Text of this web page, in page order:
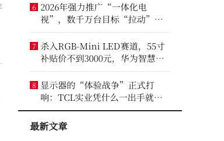
6 2026年强力推广“一体化电
视”，数千万台目标“拉动”彩
电业？
7 杀入RGB-Mini LED赛道，55寸
补贴价不到3000元，华为智慧屏
要“走量”？
8 显示器的“体验战争”正式打
响：TCL实业凭什么一出手就定
义了三条赛道？
最新文章